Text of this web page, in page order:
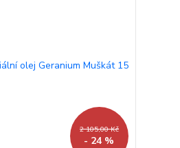
2 105,00 Kč
- 24 %